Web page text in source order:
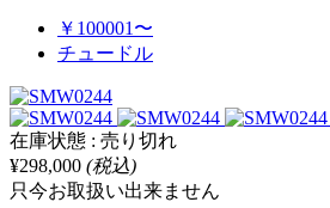
￥100001〜
チュードル
在庫状態 : 売り切れ
¥298,000 (税込)
只今お取扱い出来ません